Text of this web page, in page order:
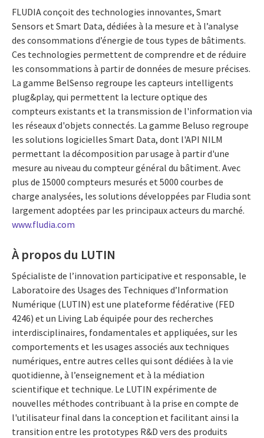
FLUDIA conçoit des technologies innovantes, Smart
Sensors et Smart Data, dédiées à la mesure et à l’analyse
des consommations d’énergie de tous types de bâtiments.
Ces technologies permettent de comprendre et de réduire
les consommations à partir de données de mesure précises.
La gamme BelSenso regroupe les capteurs intelligents
plug&play, qui permettent la lecture optique des
compteurs existants et la transmission de l'information via
les réseaux d'objets connectés. La gamme Beluso regroupe
les solutions logicielles Smart Data, dont l'API NILM
permettant la décomposition par usage à partir d'une
mesure au niveau du compteur général du bâtiment. Avec
plus de 15000 compteurs mesurés et 5000 courbes de
charge analysées, les solutions développées par Fludia sont
largement adoptées par les principaux acteurs du marché.
www.fludia.com
À propos du LUTIN
Spécialiste de l’innovation participative et responsable, le
Laboratoire des Usages des Techniques d’Information
Numérique (LUTIN) est une plateforme fédérative (FED
4246) et un Living Lab équipée pour des recherches
interdisciplinaires, fondamentales et appliquées, sur les
comportements et les usages associés aux techniques
numériques, entre autres celles qui sont dédiées à la vie
quotidienne, à l’enseignement et à la médiation
scientifique et technique. Le LUTIN expérimente de
nouvelles méthodes contribuant à la prise en compte de
l'utilisateur final dans la conception et facilitant ainsi la
transition entre les prototypes R&D vers des produits